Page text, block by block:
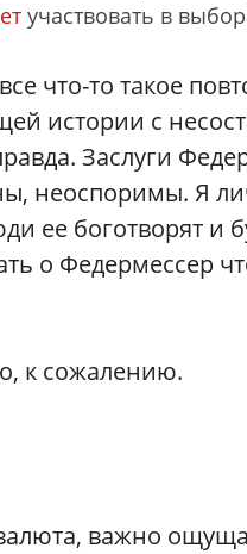
участвовать в
что-то такое
истории с
Заслуги
неоспоримы. Я
ее боготворят и
о Федермессер
к сожалению.
важно